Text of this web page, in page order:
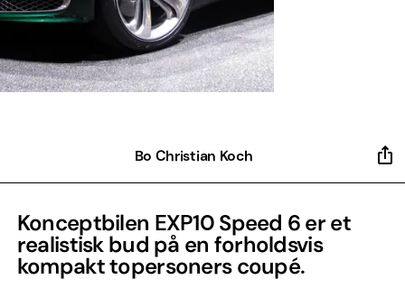
Bo Christian Koch
Konceptbilen EXP10 Speed 6 er et
realistisk bud på en forholdsvis
kompakt topersoners coupé.